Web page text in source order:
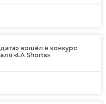
вошёл в конкурс
«LA Shorts»